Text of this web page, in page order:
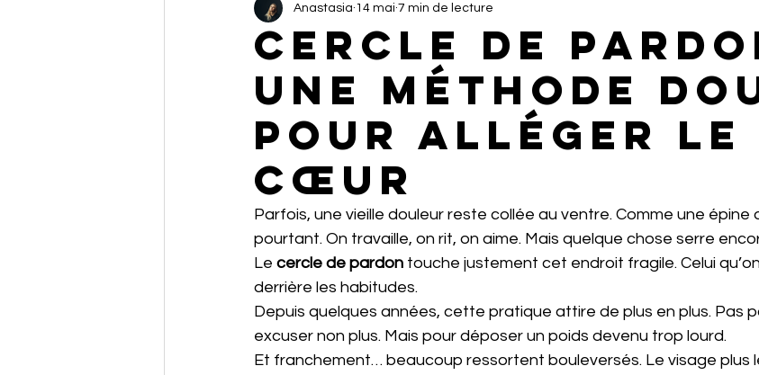
Relations et Amour Bien-être Développement personnel
Cercle de
une méthode
pour alléger le
cœur
Anastasia 14 mai 7 min de lecture
Parfois, une vieille douleur reste collée au ventre. Comme une épine
pourtant. On travaille, on rit, on aime. Mais quelque chose serre
Le cercle de pardon touche justement cet endroit fragile. Celui
derrière les habitudes.
Depuis quelques années, cette pratique attire de plus en plus. Pas
excuser non plus. Mais pour déposer un poids devenu trop lourd.
Et franchement… beaucoup ressortent bouleversés. Le visage plus